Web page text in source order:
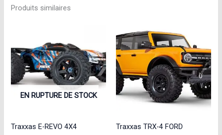
Produits similaires
EN RUPTURE DE STOCK
Traxxas E-REVO 4X4
Traxxas TRX-4 FORD